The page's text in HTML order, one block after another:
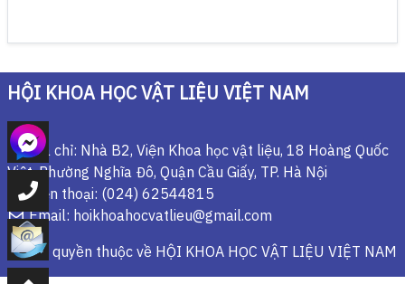
HỘI KHOA HỌC VẬT LIỆU VIỆT NAM
Địa chỉ: Nhà B2, Viện Khoa học vật liệu, 18 Hoàng Quốc
Việt, Phường Nghĩa Đô, Quận Cầu Giấy, TP. Hà Nội
Điện thoại: (024) 62544815
Email: hoikhoahocvatlieu@gmail.com
© Bản quyền thuộc về HỘI KHOA HỌC VẬT LIỆU VIỆT NAM